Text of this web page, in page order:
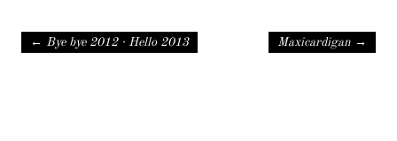
Navegación de entradas
← Bye bye 2012 · Hello 2013 Maxicardigan →